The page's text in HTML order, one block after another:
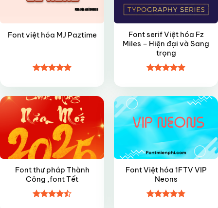
Font việt hóa MJ Paztime
hạng4.85
5 sao
Font serif Việt hóa Fz
Miles – Hiện đại và Sang
trọng
hạng4.95
sao
Font thư pháp Thành
Công ,font Tết
Font Việt hóa 1FTV VIP
Neons